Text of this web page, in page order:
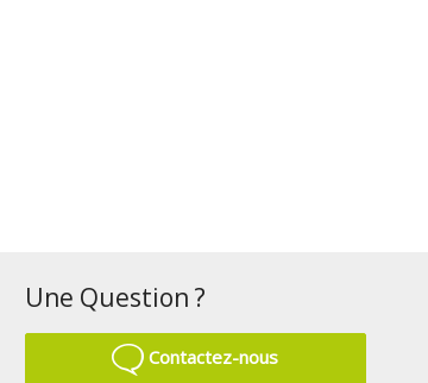
Une Question ?
Contactez-nous